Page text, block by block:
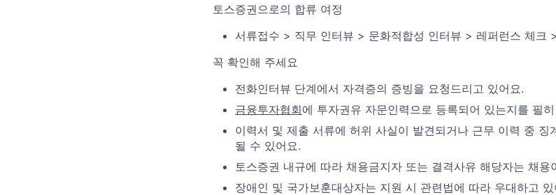
토스증권으로의 합류 여정
서류접수 > 직무 인터뷰 > 문화적합성 인터뷰 > 레퍼런스 체크
꼭 확인해 주세요
전화인터뷰 단계에서 자격증의 증빙을 요청드리고 있어요.
금융투자협회에 투자권유 자문인력으로 등록되어 있는지를 필
이력서 및 제출 서류에 허위 사실이 발견되거나 근무 이력 중 징
될 수 있어요.
토스증권 내규에 따라 채용금지자 또는 결격사유 해당자는 채용
장애인 및 국가보훈대상자는 지원 시 관련법에 따라 우대하고 있